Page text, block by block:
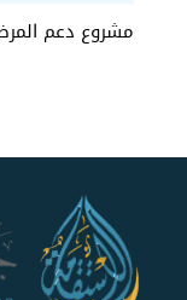
مشروع دعم